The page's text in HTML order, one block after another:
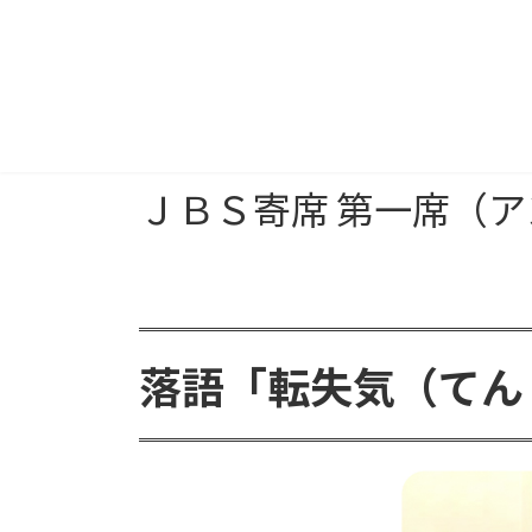
ＪＢＳ寄席 第一席（
落語「転失気（て